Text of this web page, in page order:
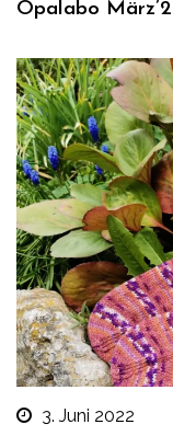
Opalabo
3. Juni 2022